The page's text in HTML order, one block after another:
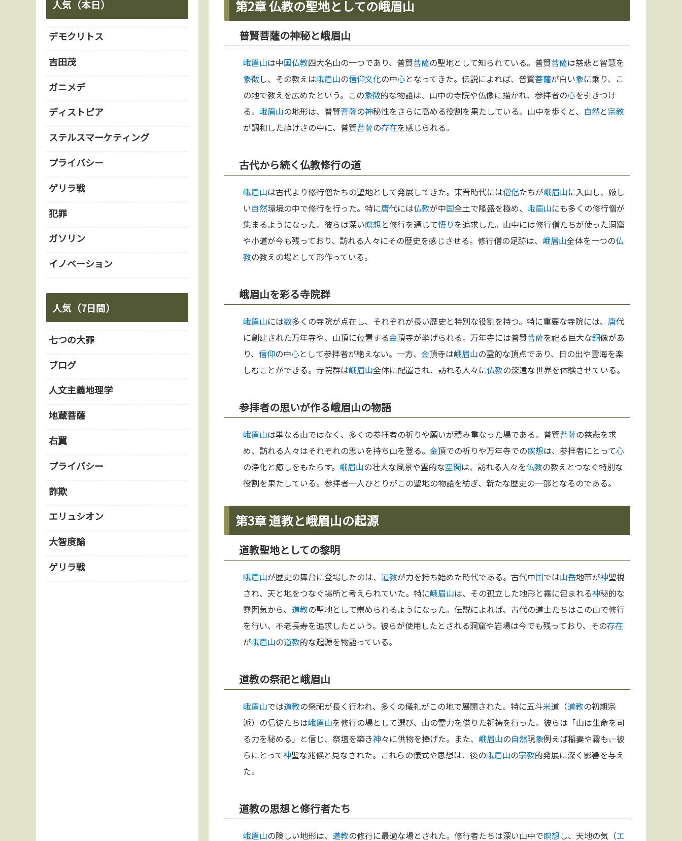
第2章 仏教の聖地としての峨眉山
普賢菩薩の神秘と峨眉山
峨眉山は中国仏教四大名山の一つであり、普賢菩薩の聖地として知られている。普賢菩薩は慈悲と智慧を
象徴し、その教えは峨眉山の信仰文化の中心となってきた。伝説によれば、普賢菩薩が白い象に乗り、こ
の地で教えを広めたという。この象徴的な物語は、山中の寺院や仏像に描かれ、参拝者の心を引きつけ
る。 峨眉山の地形は、普賢菩薩の神秘性をさらに高める役割を果たしている。山中を歩くと、 自然と宗教
が調和した静けさの中に、普賢菩薩の存在を感じられる。
古代から続く仏教修行の道
峨眉山は古代より修行僧たちの聖地として発展してきた。東晋時代には僧侶たちが峨眉山に入山し、厳し
い自然環境の中で修行を行った。特に唐代には仏教が中国全土で隆盛を極め、 峨眉山にも多くの修行僧が
集まるようになった。彼らは深い瞑想と修行を通じて悟りを追求した。山中には修行僧たちが使った洞窟
や小道が今も残っており、訪れる人々にその歴史を感じさせる。修行僧の足跡は、 峨眉山全体を一つの仏
教の教えの場として形作っている。
峨眉山を彩る寺院群
峨眉山には数多くの寺院が点在し、それぞれが長い歴史と特別な役割を持つ。特に重要な寺院には、 唐代
に創建された万年寺や、山頂に位置する金頂寺が挙げられる。万年寺には普賢菩薩を祀る巨大な銅像があ
り、 信仰の中心として参拝者が絶えない。一方、 金頂寺は峨眉山の霊的な頂点であり、日の出や雲海を楽
しむことができる。寺院群は峨眉山全体に配置され、訪れる人々に仏教の深遠な世界を体験させている。
参拝者の思いが作る峨眉山の物語
峨眉山は単なる山ではなく、多くの参拝者の祈りや願いが積み重なった場である。普賢菩薩の慈悲を求
め、訪れる人々はそれぞれの思いを持ち山を登る。 金頂での祈りや万年寺での瞑想は、参拝者にとって心
の浄化と癒しをもたらす。 峨眉山の壮大な風景や霊的な空間は、訪れる人々を仏教の教えとつなぐ特別な
役割を果たしている。参拝者一人ひとりがこの聖地の物語を紡ぎ、新たな歴史の一部となるのである。
第3章 道教と峨眉山の起源
道教聖地としての黎明
峨眉山が歴史の舞台に登場したのは、 道教が力を持ち始めた時代である。古代中国では山岳地帯が神聖視
され、天と地をつなぐ場所と考えられていた。特に峨眉山は、その孤立した地形と霧に包まれる神秘的な
雰囲気から、 道教の聖地として崇められるようになった。伝説によれば、古代の道士たちはこの山で修行
を行い、不老長寿を追求したという。彼らが使用したとされる洞窟や岩場は今でも残っており、その存在
が峨眉山の道教的な起源を物語っている。
道教の祭祀と峨眉山
峨眉山では道教の祭祀が長く行われ、多くの儀礼がこの地で展開された。特に五斗米道（道教の初期宗
派）の信徒たちは峨眉山を修行の場として選び、山の霊力を借りた祈祷を行った。彼らは「山は生命を司
る力を秘める」と信じ、祭壇を築き神々に供物を捧げた。また、 峨眉山の自然現象――例えば稲妻や霧――も、彼
らにとって神聖な兆候と見なされた。これらの儀式や思想は、後の峨眉山の宗教的発展に深く影響を与え
た。
道教の思想と修行者たち
峨眉山の険しい地形は、 道教の修行に最適な場とされた。修行者たちは深い山中で瞑想し、天地の気（エ
人気（本日）
デモクリトス
吉田茂
ガニメデ
ディストピア
ステルスマーケティング
プライバシー
ゲリラ戦
犯罪
ガソリン
イノベーション
人気（7日間）
七つの大罪
ブログ
人文主義地理学
地蔵菩薩
右翼
プライバシー
詐欺
エリュシオン
大智度論
ゲリラ戦